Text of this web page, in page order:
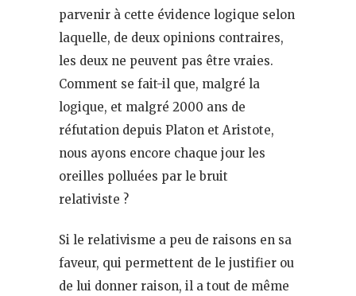
parvenir à cette évidence logique selon
laquelle, de deux opinions contraires,
les deux ne peuvent pas être vraies.
Comment se fait-il que, malgré la
logique, et malgré 2000 ans de
réfutation depuis Platon et Aristote,
nous ayons encore chaque jour les
oreilles polluées par le bruit
relativiste ?
Si le relativisme a peu de raisons en sa
faveur, qui permettent de le justifier ou
de lui donner raison, il a tout de même